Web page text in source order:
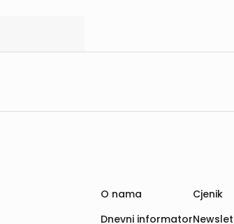
O nama
Dnevni informator
Cjenik